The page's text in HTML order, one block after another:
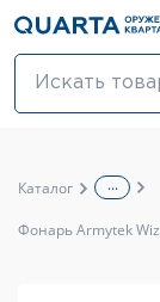
Оптовикам
Каталог ...
Фонарь Armytek